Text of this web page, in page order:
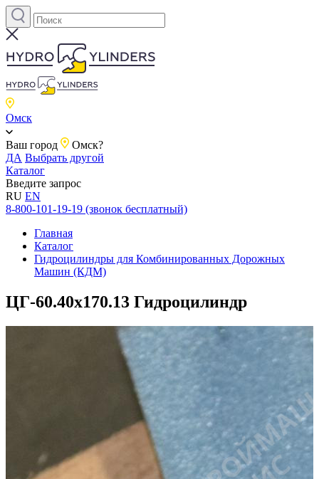
Омск
Ваш город
Омск?
ДА Выбрать другой
Каталог
Введите запрос
RU EN
8-800-101-19-19 (звонок бесплатный)
Главная
Каталог
Гидроцилиндры для Комбинированных Дорожных
Машин (КДМ)
ЦГ-60.40х170.13 Гидроцилиндр